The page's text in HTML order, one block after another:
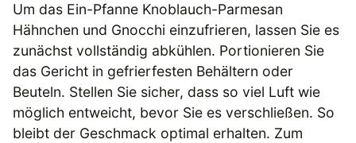
Um das Ein-Pfanne Knoblauch-Parmesan
Hähnchen und Gnocchi einzufrieren, lassen Sie es
zunächst vollständig abkühlen. Portionieren Sie
das Gericht in gefrierfesten Behältern oder
Beuteln. Stellen Sie sicher, dass so viel Luft wie
möglich entweicht, bevor Sie es verschließen. So
bleibt der Geschmack optimal erhalten. Zum